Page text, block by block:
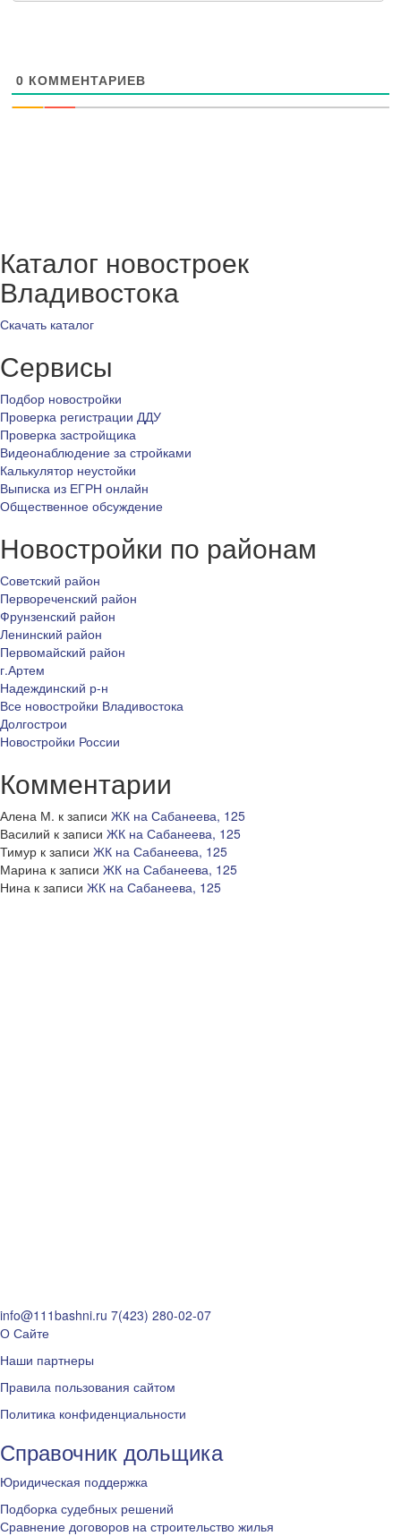
0 КОММЕНТАРИЕВ
Каталог новостроек
Владивостока
Скачать каталог
Сервисы
Подбор новостройки
Проверка регистрации ДДУ
Проверка застройщика
Видеонаблюдение за стройками
Калькулятор неустойки
Выписка из ЕГРН онлайн
Общественное обсуждение
Новостройки по районам
Советский район
Первореченский район
Фрунзенский район
Ленинский район
Первомайский район
г.Артем
Надеждинский р-н
Все новостройки Владивостока
Долгострои
Новостройки России
Комментарии
Алена М. к записи ЖК на Сабанеева, 125
Василий к записи ЖК на Сабанеева, 125
Тимур к записи ЖК на Сабанеева, 125
Марина к записи ЖК на Сабанеева, 125
Нина к записи ЖК на Сабанеева, 125
info@111bashni.ru 7(423) 280-02-07
О Сайте
Наши партнеры
Правила пользования сайтом
Политика конфиденциальности
Справочник дольщика
Юридическая поддержка
Подборка судебных решений
Сравнение договоров на строительство жилья